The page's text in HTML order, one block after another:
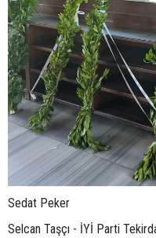
Sedat Peker
Selcan Taşçı - İYİ Parti